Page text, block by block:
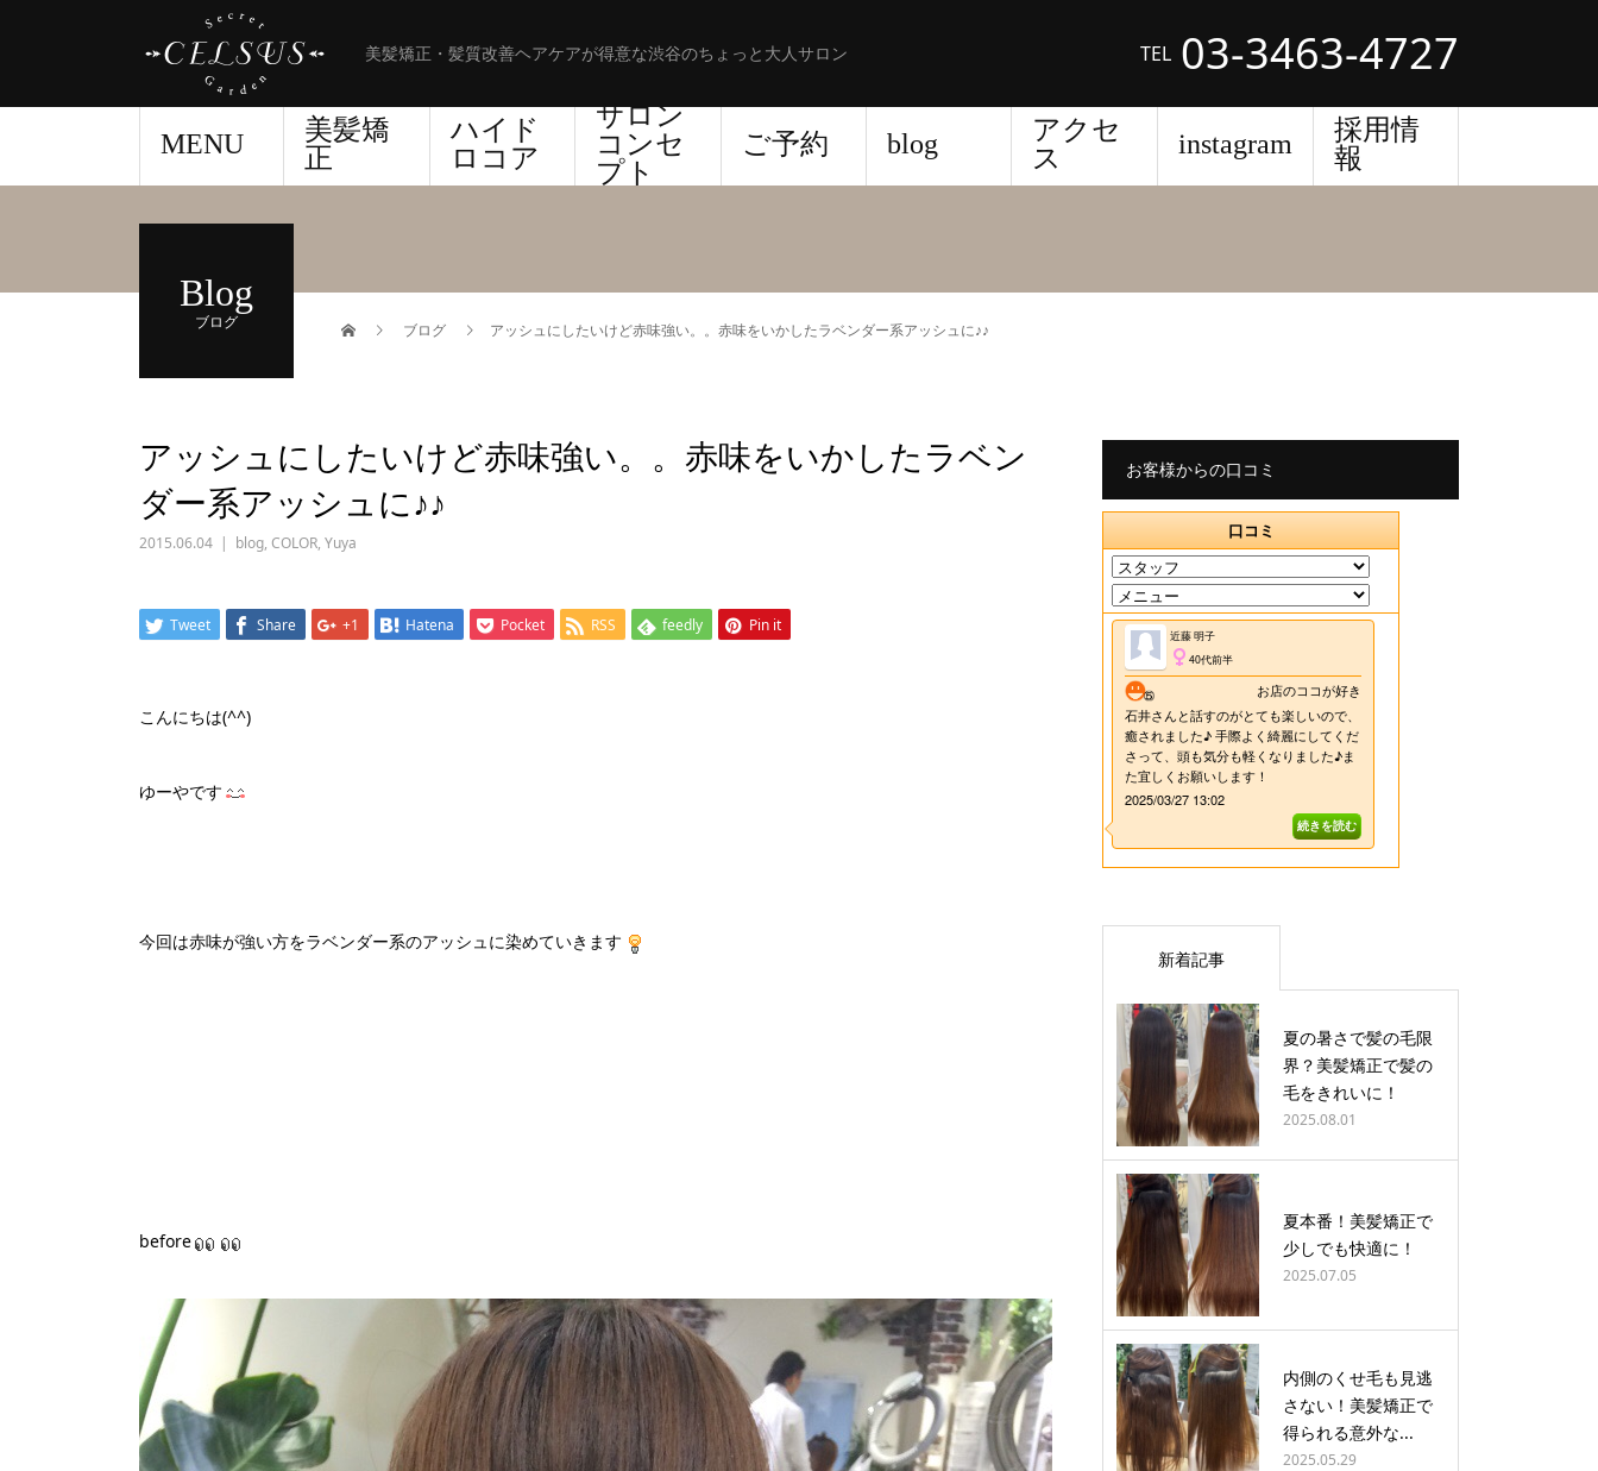
美髪矯正・髪質改善ヘアケアが得意な渋谷のちょっと大人サロン TEL 03-3463-4727
MENU
美髪矯
正
ハイド
ロコア
サロン
コンセ
プト
ご予約 blog
アクセ
ス
instagram
採用情
報
Blog
ブログ ブログ アッシュにしたいけど赤味強い。。赤味をいかしたラベンダー系アッシュに♪♪
アッシュにしたいけど赤味強い。。赤味をいかしたラベン
ダー系アッシュに♪♪
2015.06.04 blog, COLOR, Yuya
Tweet Share +1 Hatena Pocket RSS feedly Pin it
こんにちは(^^)
ゆーやです
今回は赤味が強い方をラベンダー系のアッシュに染めていきます
before
お客様からの口コミ
新着記事
夏の暑さで髪の毛限
界？美髪矯正で髪の
毛をきれいに！
2025.08.01
夏本番！美髪矯正で
少しでも快適に！
2025.07.05
内側のくせ毛も見逃
さない！美髪矯正で
得られる意外な...
2025.05.29